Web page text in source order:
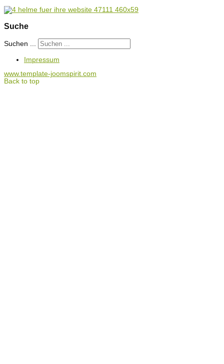
Suche
Suchen ...
Impressum
www.template-joomspirit.com
Back to top